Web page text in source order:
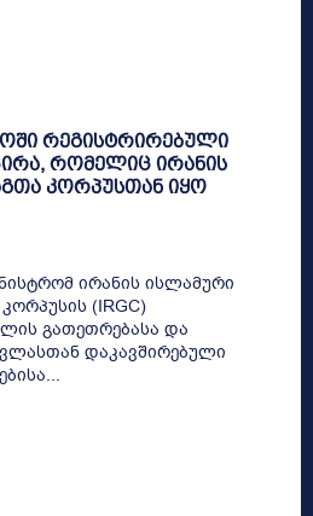
რეგისტრირებული
რომელიც ირანის
კორპუსთან იყო
ირანის ისლამური
(IRGC)
გათეთრებასა და
დაკავშირებული